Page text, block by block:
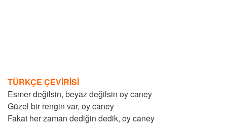
TÜRKÇE ÇEVİRİSİ
Esmer değilsin, beyaz değilsin oy caney
Güzel bir rengin var, oy caney
Fakat her zaman dediğin dedik, oy caney